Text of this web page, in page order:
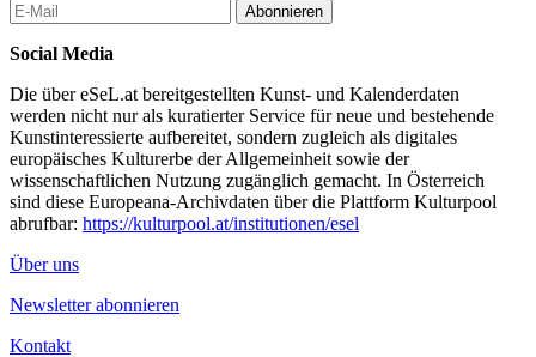
Abonnieren
Social Media
Die über eSeL.at bereitgestellten Kunst- und Kalenderdaten
werden nicht nur als kuratierter Service für neue und bestehende
Kunstinteressierte aufbereitet, sondern zugleich als digitales
europäisches Kulturerbe der Allgemeinheit sowie der
wissenschaftlichen Nutzung zugänglich gemacht. In Österreich
sind diese Europeana-Archivdaten über die Plattform Kulturpool
abrufbar: https://kulturpool.at/institutionen/esel
Über uns
Newsletter abonnieren
Kontakt